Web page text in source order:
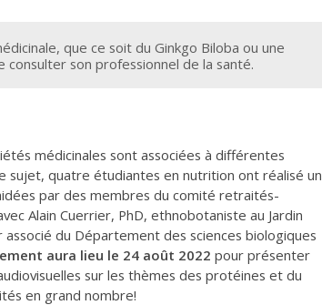
que ce soit du Ginkgo Biloba ou une
son professionnel de la santé.
médicinales sont associées à différentes
sujet, quatre étudiantes en nutrition ont réalisé un
par des membres du comité retraités-
Alain Cuerrier, PhD, ethnobotaniste au Jardin
du Département des sciences biologiques
aura lieu le 24 août 2022 pour présenter
sur les thèmes des protéines et du
en grand nombre!